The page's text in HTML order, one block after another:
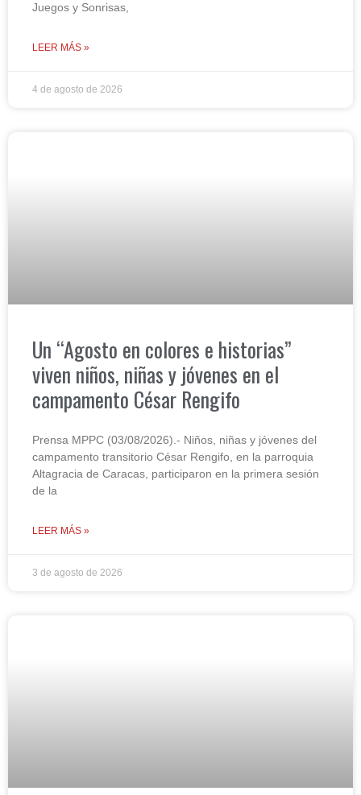
Juegos y Sonrisas,
LEER MÁS »
4 de agosto de 2026
Un “Agosto en colores e historias”
viven niños, niñas y jóvenes en el
campamento César Rengifo
Prensa MPPC (03/08/2026).- Niños, niñas y jóvenes del
campamento transitorio César Rengifo, en la parroquia
Altagracia de Caracas, participaron en la primera sesión
de la
LEER MÁS »
3 de agosto de 2026